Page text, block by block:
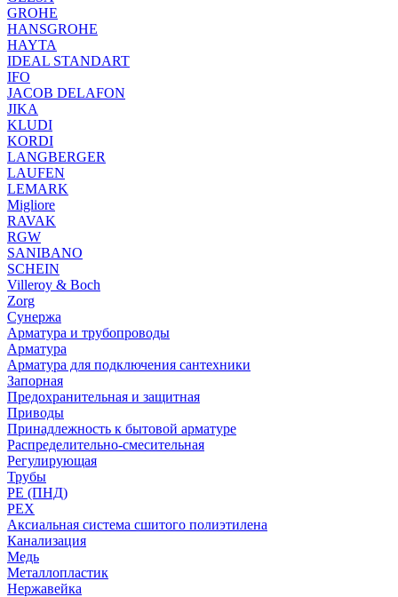
GROHE
HANSGROHE
HAYTA
IDEAL STANDART
IFO
JACOB DELAFON
JIKA
KLUDI
KORDI
LANGBERGER
LAUFEN
LEMARK
Migliore
RAVAK
RGW
SANIBANO
SCHEIN
Villeroy & Boch
Zorg
Сунержа
Арматура и трубопроводы
Арматура
Арматура для подключения сантехники
Запорная
Предохранительная и защитная
Приводы
Принадлежность к бытовой арматуре
Распределительно-смесительная
Регулирующая
Трубы
PE (ПНД)
PEX
Аксиальная система сшитого полиэтилена
Канализация
Медь
Металлопластик
Нержавейка